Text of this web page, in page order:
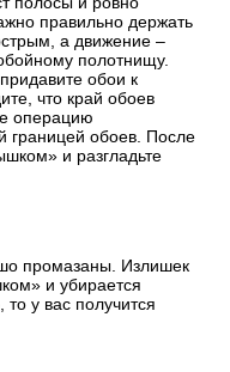
правильно держать
а движение –
полотнищу.
обои к
что край обоев
операцию
границей обоев. После
и разгладьте
промазаны. Излишек
и убирается
у вас получится